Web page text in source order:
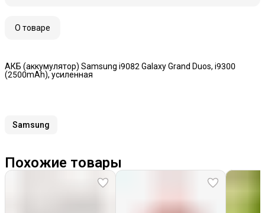
О товаре
АКБ (аккумулятор) Samsung i9082 Galaxy Grand Duos, i9300
(2500mAh), усиленная
Samsung
Похожие товары